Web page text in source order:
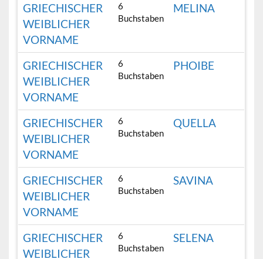
GRIECHISCHER
WEIBLICHER
VORNAME
6
Buchstaben
MELINA
GRIECHISCHER
WEIBLICHER
VORNAME
6
Buchstaben
PHOIBE
GRIECHISCHER
WEIBLICHER
VORNAME
6
Buchstaben
QUELLA
GRIECHISCHER
WEIBLICHER
VORNAME
6
Buchstaben
SAVINA
GRIECHISCHER
WEIBLICHER
6
Buchstaben
SELENA